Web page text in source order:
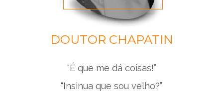
DOUTOR CHAPATIN
“É que me dá coisas!”
“Insinua que sou velho?”